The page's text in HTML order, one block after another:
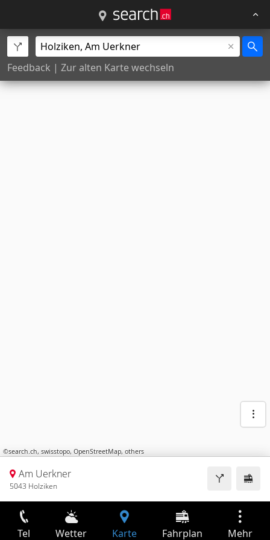
Feedback | Zur alten Karte wechseln
©search.ch, swisstopo, OpenStreetMap, others
Am Uerkner
5043 Holziken
Tel Wetter Karte Fahrplan Mehr